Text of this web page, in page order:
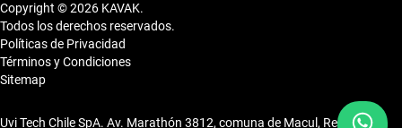
Copyright © 2026 KAVAK.
Todos los derechos reservados.
Políticas de Privacidad
Términos y Condiciones
Sitemap
Uvi Tech Chile SpA. Av. Marathón 3812, comuna de Macul, Región